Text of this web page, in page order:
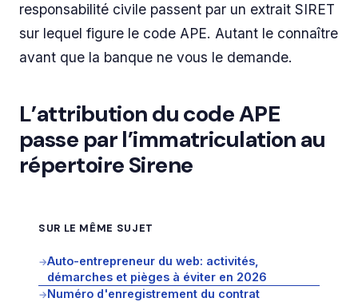
responsabilité civile passent par un extrait SIRET
sur lequel figure le code APE. Autant le connaître
avant que la banque ne vous le demande.
L’attribution du code APE
passe par l’immatriculation au
répertoire Sirene
SUR LE MÊME SUJET
→Auto-entrepreneur du web: activités,
démarches et pièges à éviter en 2026
→Numéro d'enregistrement du contrat